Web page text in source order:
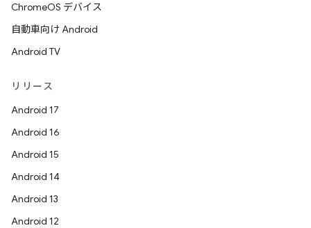
ChromeOS デバイス
自動車向け Android
Android TV
リリース
Android 17
Android 16
Android 15
Android 14
Android 13
Android 12